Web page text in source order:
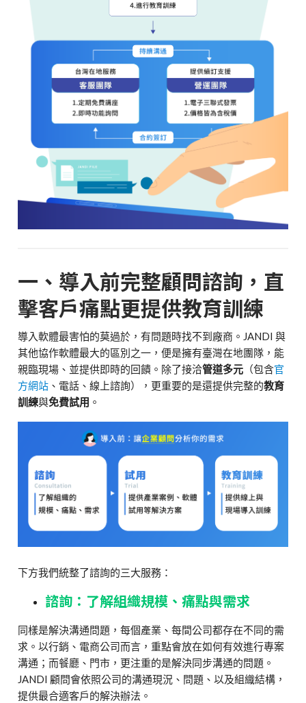
一、導入前完整顧問諮詢，直
擊客戶痛點更提供教育訓練
導入軟體最害怕的莫過於，有問題時找不到廠商。JANDI 與
其他協作軟體最大的區別之一，便是擁有臺灣在地團隊，能
親臨現場、並提供即時的回饋。 除了接洽管道多元 （包含官
方網站 、電話、線上諮詢），更重要的是還提供完整的教育
訓練與免費試用 。
下方我們統整了諮詢的三大服務：
諮詢：了解組織規模、痛點與需求
同樣是解決溝通問題，每個產業、每間公司都存在不同的需
求。以行銷、電商公司而言，重點會放在如何有效進行專案
溝通；而餐廳、門市，更注重的是解決同步溝通的問題。
JANDI 顧問會依照公司的溝通現況、問題、以及組織結構，
提供最合適客戶的解決辦法。